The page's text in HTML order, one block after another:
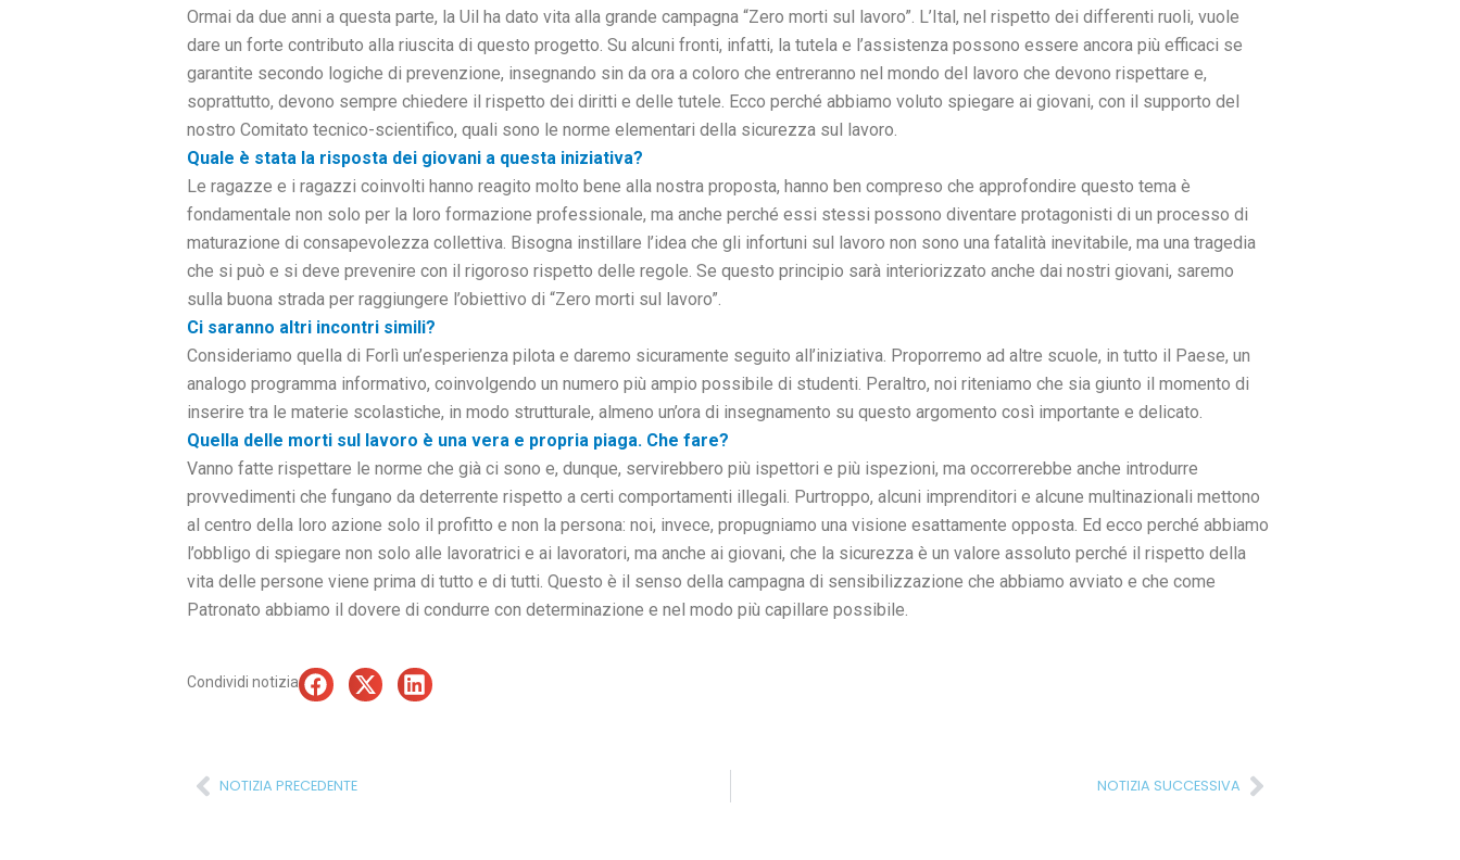
Ormai da due anni a questa parte, la Uil ha dato vita alla grande campagna “Zero morti sul lavoro”. L’Ital, nel rispetto dei differenti ruoli, vuole
dare un forte contributo alla riuscita di questo progetto. Su alcuni fronti, infatti, la tutela e l’assistenza possono essere ancora più efficaci se
garantite secondo logiche di prevenzione, insegnando sin da ora a coloro che entreranno nel mondo del lavoro che devono rispettare e,
soprattutto, devono sempre chiedere il rispetto dei diritti e delle tutele. Ecco perché abbiamo voluto spiegare ai giovani, con il supporto del
nostro Comitato tecnico-scientifico, quali sono le norme elementari della sicurezza sul lavoro.
Quale è stata la risposta dei giovani a questa iniziativa?
Le ragazze e i ragazzi coinvolti hanno reagito molto bene alla nostra proposta, hanno ben compreso che approfondire questo tema è
fondamentale non solo per la loro formazione professionale, ma anche perché essi stessi possono diventare protagonisti di un processo di
maturazione di consapevolezza collettiva. Bisogna instillare l’idea che gli infortuni sul lavoro non sono una fatalità inevitabile, ma una tragedia
che si può e si deve prevenire con il rigoroso rispetto delle regole. Se questo principio sarà interiorizzato anche dai nostri giovani, saremo
sulla buona strada per raggiungere l’obiettivo di “Zero morti sul lavoro”.
Ci saranno altri incontri simili?
Consideriamo quella di Forlì un’esperienza pilota e daremo sicuramente seguito all’iniziativa. Proporremo ad altre scuole, in tutto il Paese, un
analogo programma informativo, coinvolgendo un numero più ampio possibile di studenti. Peraltro, noi riteniamo che sia giunto il momento di
inserire tra le materie scolastiche, in modo strutturale, almeno un’ora di insegnamento su questo argomento così importante e delicato.
Quella delle morti sul lavoro è una vera e propria piaga. Che fare?
Vanno fatte rispettare le norme che già ci sono e, dunque, servirebbero più ispettori e più ispezioni, ma occorrerebbe anche introdurre
provvedimenti che fungano da deterrente rispetto a certi comportamenti illegali. Purtroppo, alcuni imprenditori e alcune multinazionali mettono
al centro della loro azione solo il profitto e non la persona: noi, invece, propugniamo una visione esattamente opposta. Ed ecco perché abbiamo
l’obbligo di spiegare non solo alle lavoratrici e ai lavoratori, ma anche ai giovani, che la sicurezza è un valore assoluto perché il rispetto della
vita delle persone viene prima di tutto e di tutti. Questo è il senso della campagna di sensibilizzazione che abbiamo avviato e che come
Patronato abbiamo il dovere di condurre con determinazione e nel modo più capillare possibile.
Condividi notizia
NOTIZIA PRECEDENTE NOTIZIA SUCCESSIVA